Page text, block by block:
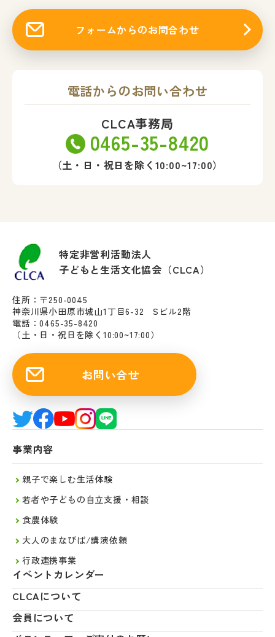
フォームからのお問合わせ
電話からのお問い合わせ
CLCA事務局
0465-35-8420
（土・日・祝日を除く10:00~17:00）
特定非営利活動法人
子どもと生活文化協会（CLCA）
住所：〒250-0045
神奈川県小田原市城山1丁目6-32 Sビル2階
電話：0465-35-8420
（土・日・祝日を除く10:00~17:00）
お問い合せ
事業内容
親子で楽しむ生活体験
若者や子どもの自立支援・相談
食農体験
大人のまなびば/講演依頼
行政連携事業
イベントカレンダー
CLCAについて
会員について